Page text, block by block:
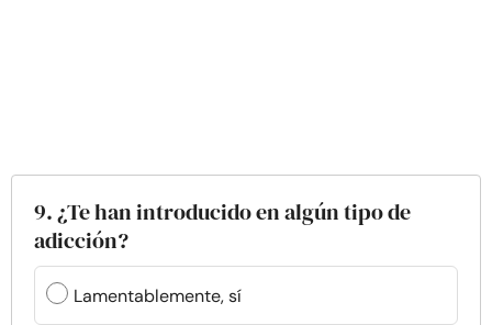
9. ¿Te han introducido en algún tipo de
adicción?
Lamentablemente, sí